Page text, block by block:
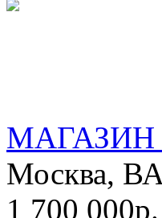
МАГАЗИН
Москва,
1 700 000р.